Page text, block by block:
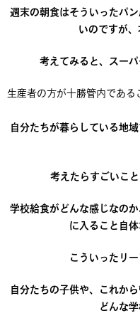
週末の朝食はそういったパ
いのですが
考えてみると、スー
生産者の方が十勝管内である
自分たちが暮らしている地
考えたらすごいこ
学校給食がどんな感じなの
に入ること自
こういったリ
自分たちの子供や、これか
どんな